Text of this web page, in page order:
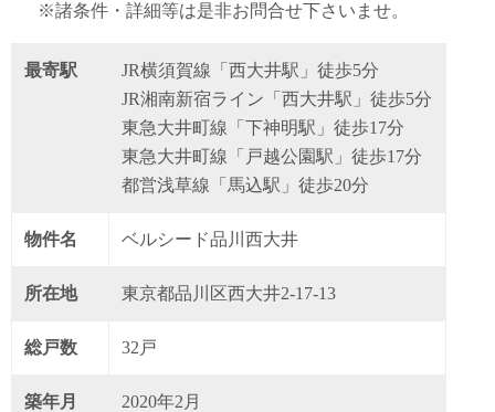
※諸条件・詳細等は是非お問合せ下さいませ。
最寄駅
JR横須賀線「西大井駅」徒歩5分
JR湘南新宿ライン「西大井駅」徒歩5分
東急大井町線「下神明駅」徒歩17分
東急大井町線「戸越公園駅」徒歩17分
都営浅草線「馬込駅」徒歩20分
物件名 ベルシード品川西大井
所在地 東京都品川区西大井2-17-13
総戸数 32戸
築年月 2020年2月